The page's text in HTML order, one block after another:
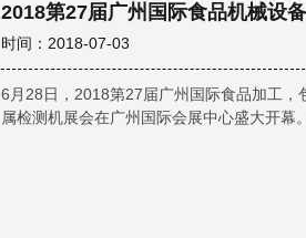
2018第27届广州国际食品机械设
时间：2018-07-03
6月28日，2018第27届广州国际食品加工，
属检测机展会在广州国际会展中心盛大开幕